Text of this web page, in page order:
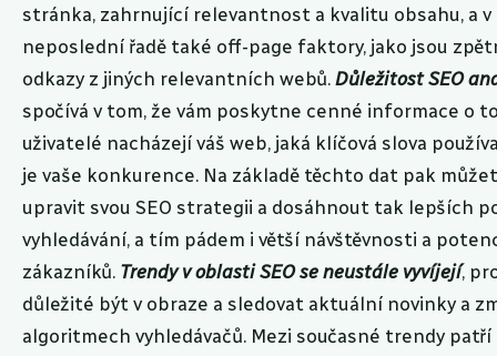
stránka, zahrnující relevantnost a kvalitu obsahu, a v
neposlední řadě také off-page faktory, jako jsou
odkazy z jiných relevantních webů. Důležitost SEO
spočívá v tom, že vám poskytne cenné informace o
uživatelé nacházejí váš web, jaká klíčová slova
je vaše konkurence. Na základě těchto dat pak
upravit svou SEO strategii a dosáhnout tak lepších
vyhledávání, a tím pádem i větší návštěvnosti a
zákazníků. Trendy v oblasti SEO se neustále vyvíjejí,
důležité být v obraze a sledovat aktuální novinky a
algoritmech vyhledávačů. Mezi současné trendy patří